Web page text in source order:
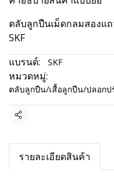
ตลับลูกปืนเม็ดกลมสองแถ
SKF
แบรนด์:
SKF
หมวดหมู่:
ตลับลูกปืน/เสื้อลูกปืน/ปลอก
แชร์
รายละเอียดสินค้า